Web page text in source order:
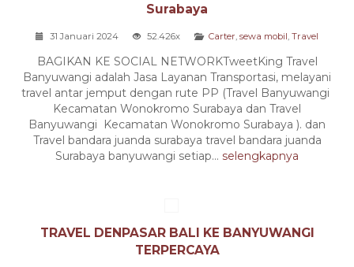
Surabaya
31 Januari 2024 52.426x Carter sewa mobil Travel
BAGIKAN KE SOCIAL NETWORKTweetKing Travel
Banyuwangi adalah Jasa Layanan Transportasi, melayani
travel antar jemput dengan rute PP (Travel Banyuwangi
Kecamatan Wonokromo Surabaya dan Travel
Banyuwangi Kecamatan Wonokromo Surabaya ). dan
Travel bandara juanda surabaya travel bandara juanda
Surabaya banyuwangi setiap... selengkapnya
TRAVEL DENPASAR BALI KE BANYUWANGI
TERPERCAYA